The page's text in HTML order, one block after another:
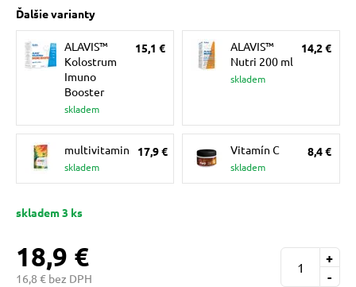
psov
psov
pre psov
a ohlávky
Ďalšie varianty
ALAVIS™
Kolostrum
Imuno
Booster
skladem
15,1 €
ALAVIS™
Nutri 200 ml
skladem
14,2 €
multivitamin
skladem
17,9 € Vitamín C
skladem
8,4 €
skladem 3 ks
18,9 €
16,8 € bez DPH -
+